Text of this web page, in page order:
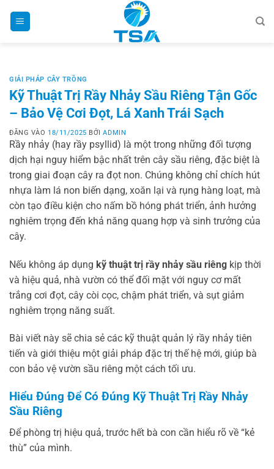
GIẢI PHÁP CÂY TRỒNG
Kỹ Thuật Trị Rầy Nhảy Sầu Riêng Tận Gốc
– Bảo Vệ Cơi Đọt, Lá Xanh Trái Sạch
ĐĂNG VÀO 18/11/2025 BỞIADMIN
Rầy nhảy (hay rầy psyllid) là một trong những đối tượng
dịch hại nguy hiểm bậc nhất trên cây sầu riêng, đặc biệt là
trong giai đoạn cây ra đọt non. Chúng không chỉ chích hút
nhựa làm lá non biến dạng, xoăn lại và rụng hàng loạt, mà
còn tạo điều kiện cho nấm bồ hóng phát triển, ảnh hưởng
nghiêm trọng đến khả năng quang hợp và sinh trưởng của
cây.
Nếu không áp dụng kỹ thuật trị rầy nhảy sầu riêng kịp thời
và hiệu quả, nhà vườn có thể đối mặt với nguy cơ mất
trắng cơi đọt, cây còi cọc, chậm phát triển, và sụt giảm
nghiêm trọng năng suất.
Bài viết này sẽ chia sẻ các kỹ thuật quản lý rầy nhảy tiên
tiến và giới thiệu một giải pháp đặc trị thế hệ mới, giúp bà
con bảo vệ vườn sầu riêng một cách tối ưu.
Hiểu Đúng Để Có Đúng Kỹ Thuật Trị Rầy Nhảy
Sầu Riêng
Để phòng trị hiệu quả, trước hết bà con cần hiểu rõ về “kẻ
thù” của mình.